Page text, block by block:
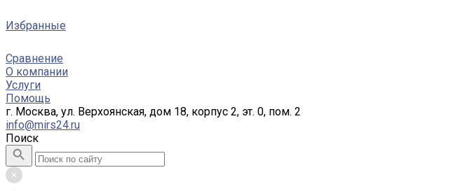
Избранные
Сравнение
О компании
Услуги
Помощь
г. Москва, ул. Верхоянская, дом 18, корпус 2, эт. 0, пом. 2
info@mirs24.ru
Поиск